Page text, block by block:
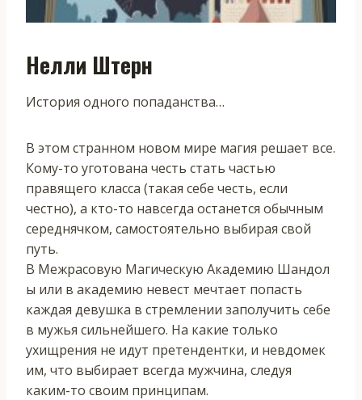
Нелли Штерн
История одного попаданства…
В этом странном новом мире магия решает все.
Кому-то уготована честь стать частью
правящего класса (такая себе честь, если
честно), а кто-то навсегда останется обычным
середнячком, самостоятельно выбирая свой
путь.
В Межрасовую Магическую Академию Шандол
ы или в академию невест мечтает попасть
каждая девушка в стремлении заполучить себе
в мужья сильнейшего. На какие только
ухищрения не идут претендентки, и невдомек
им, что выбирает всегда мужчина, следуя
каким-то своим принципам.